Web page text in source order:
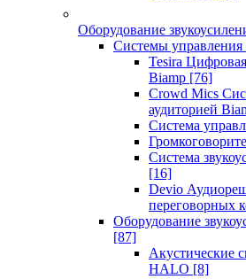
Оборудование
Системы управления
Tesira
Biamp [76]
Crowd Mics
аудиторией
Система
Система
[16]
Devio
переговорных
Оборудование
[87]
Акустические
HALO [8]